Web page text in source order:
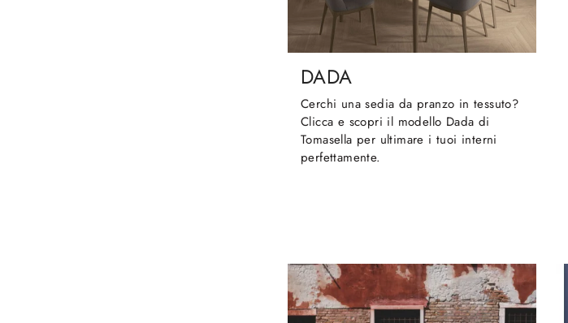
DADA
Cerchi una sedia da pranzo in tessuto?
Clicca e scopri il modello Dada di
Tomasella per ultimare i tuoi interni
perfettamente.